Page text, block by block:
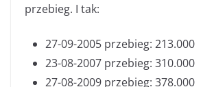
przebieg. I tak:
27-09-2005 przebieg: 213.000
23-08-2007 przebieg: 310.000
27-08-2009 przebieg: 378.000